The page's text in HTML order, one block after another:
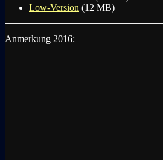
Low-Version (12 MB)
Anmerkung 2016: